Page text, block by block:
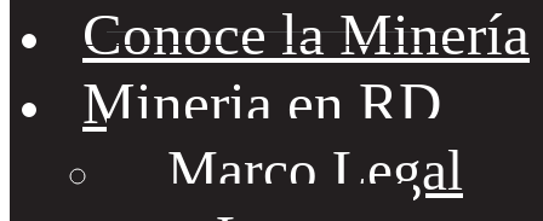
Conoce la Minería
Mineria en RD
Marco Legal